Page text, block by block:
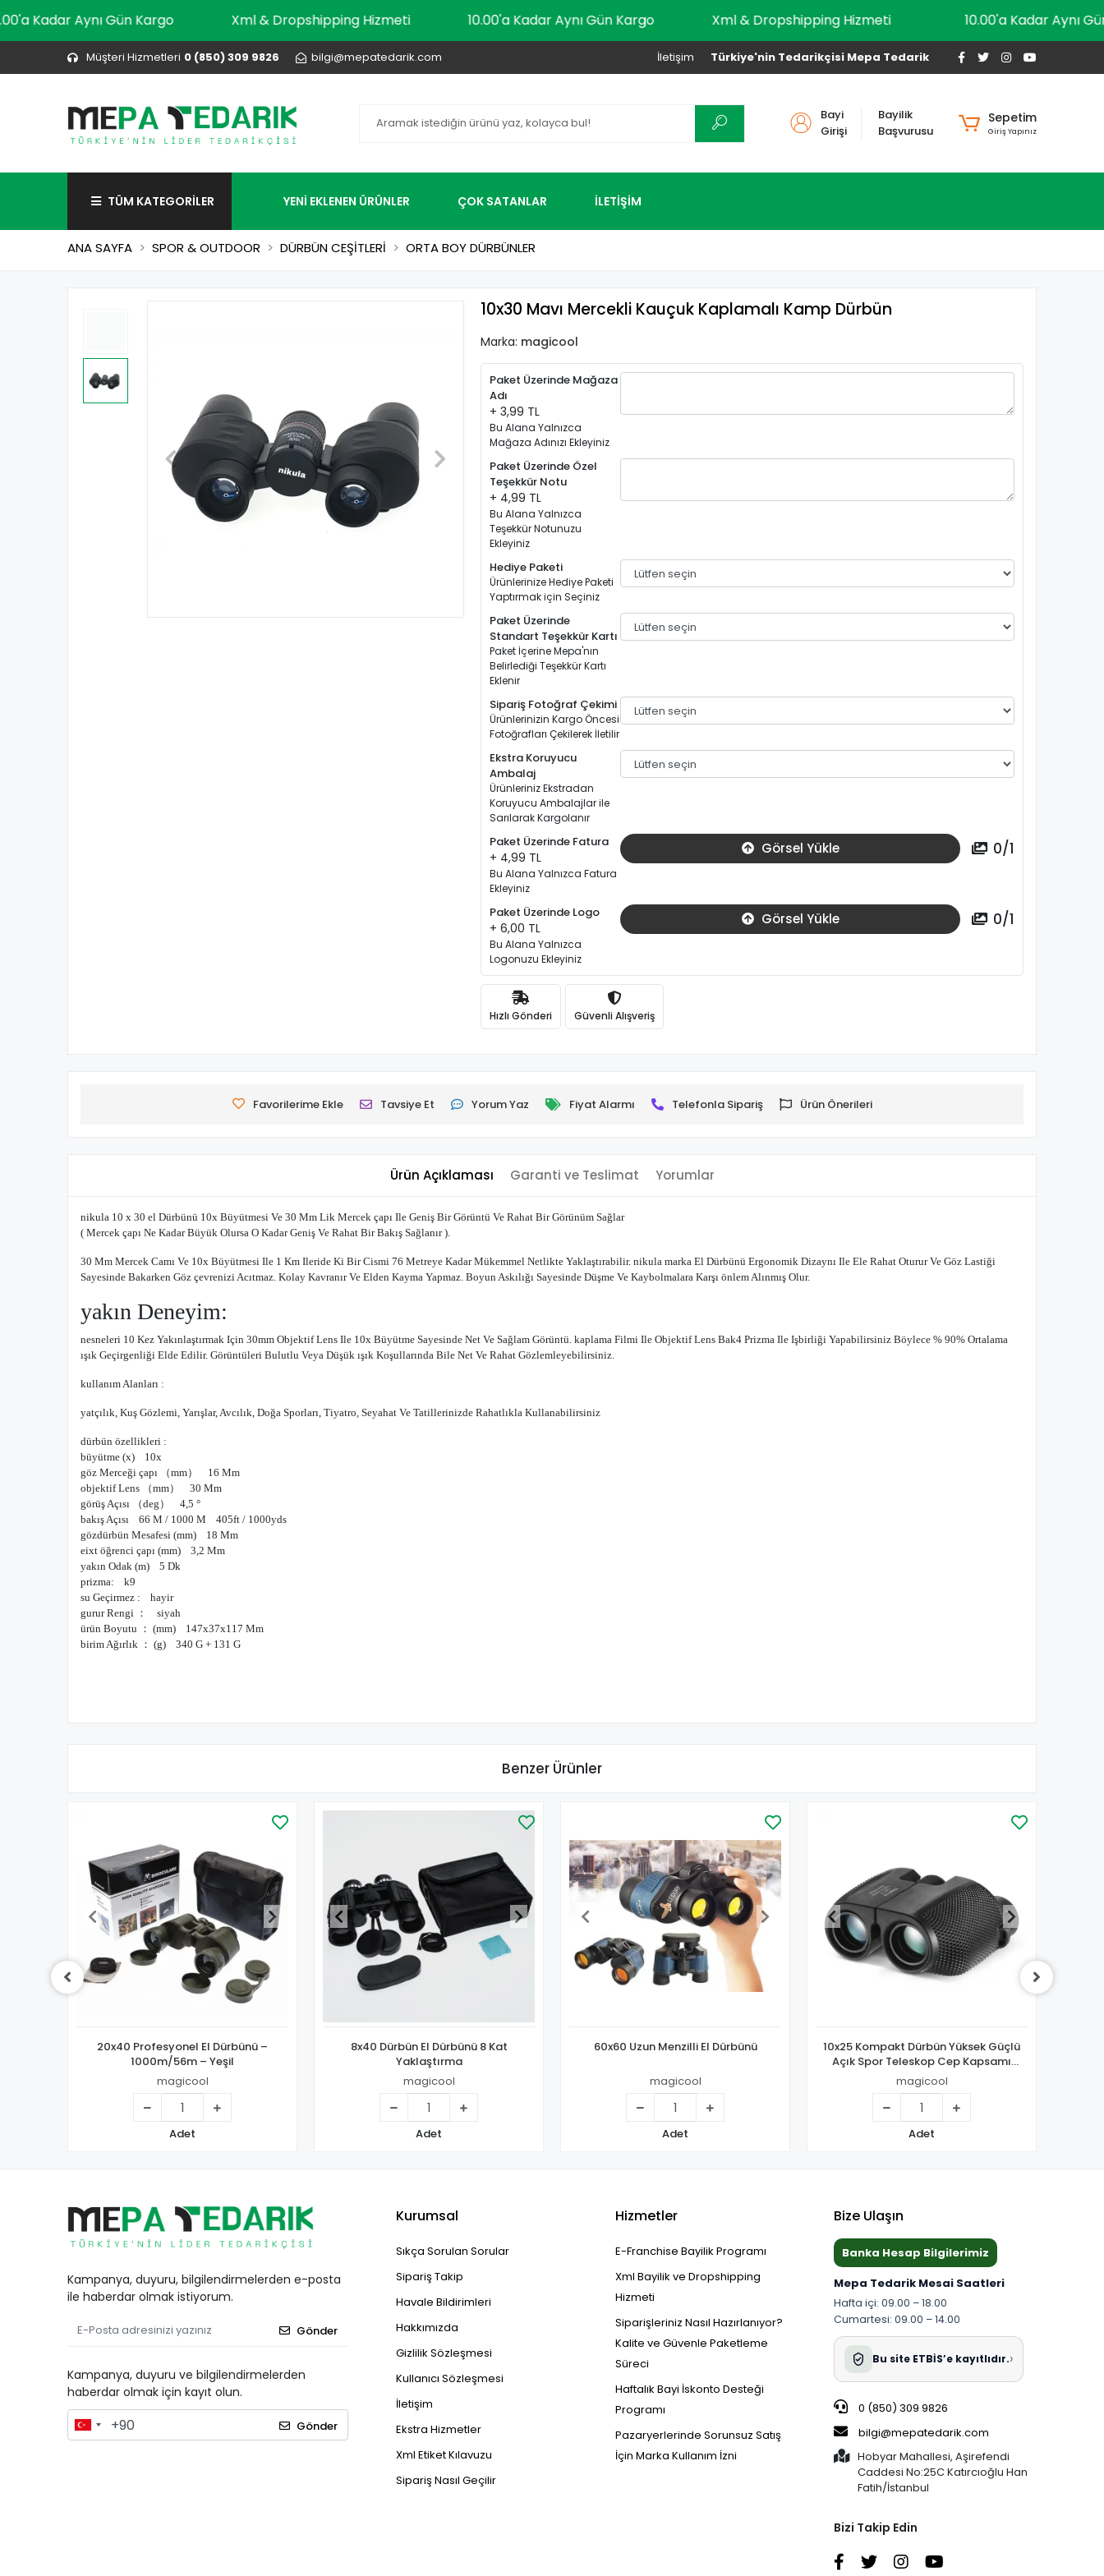
10.00'a Kadar Aynı Gün Kargo Xml & Dropshipping Hizmeti 10.00'a Kadar Aynı Gün Kargo Xml & Dropshipping Hizmeti 10.00'a Kadar
Müşteri Hizmetleri 0 (850) 309 9826 bilgi@mepatedarik.com Türkiye'nin Tedarikçisi Mepa Tedarik
İletişim
Bayi
Girişi
Bayilik
Başvurusu
Sepetim
Giriş Yapınız
TÜM KATEGORİLER YENİ EKLENEN ÜRÜNLER ÇOK SATANLAR İLETİŞİM
ANA SAYFA SPOR & OUTDOOR DÜRBÜN CEŞİTLERİ ORTA BOY DÜRBÜNLER
10x30 Mavı Mercekli Kauçuk Kaplamalı Kamp Dürbün
Marka: magicool
Paket Üzerinde Mağaza
Adı
+ 3,99 TL
Bu Alana Yalnızca
Mağaza Adınızı Ekleyiniz
Paket Üzerinde Özel
Teşekkür Notu
+ 4,99 TL
Bu Alana Yalnızca
Teşekkür Notunuzu
Ekleyiniz
Hediye Paketi
Ürünlerinize Hediye Paketi
Yaptırmak için Seçiniz
Paket Üzerinde
Standart Teşekkür Kartı
Paket İçerine Mepa'nın
Belirlediği Teşekkür Kartı
Eklenir
Sipariş Fotoğraf Çekimi
Ürünlerinizin Kargo Öncesi
Fotoğrafları Çekilerek İletilir
Ekstra Koruyucu
Ambalaj
Ürünleriniz Ekstradan
Koruyucu Ambalajlar ile
Sarılarak Kargolanır
Paket Üzerinde Fatura
+ 4,99 TL
Bu Alana Yalnızca Fatura
Ekleyiniz
Görsel Yükle 0/1
Paket Üzerinde Logo
+ 6,00 TL
Bu Alana Yalnızca
Logonuzu Ekleyiniz
Görsel Yükle 0/1
Hızlı Gönderi Güvenli Alışveriş
Favorilerime Ekle Tavsiye Et Yorum Yaz Fiyat Alarmı Telefonla Sipariş Ürün Önerileri
Ürün Açıklaması Garanti ve Teslimat Yorumlar
nikula 10 x 30 el Dürbünü 10x Büyütmesi Ve 30 Mm Lik Mercek çapı Ile Geniş Bir Görüntü Ve Rahat Bir Görünüm Sağlar
( Mercek çapı Ne Kadar Büyük Olursa O Kadar Geniş Ve Rahat Bir Bakış Sağlanır ).
30 Mm Mercek Camı Ve 10x Büyütmesi Ile 1 Km Ileride Ki Bir Cismi 76 Metreye Kadar Mükemmel Netlikte Yaklaştırabilir. nikula marka El Dürbünü Ergonomik Dizaynı Ile Ele Rahat Oturur Ve Göz Lastiği
Sayesinde Bakarken Göz çevrenizi Acıtmaz. Kolay Kavranır Ve Elden Kayma Yapmaz. Boyun Askılığı Sayesinde Düşme Ve Kaybolmalara Karşı önlem Alınmış Olur.
yakın Deneyim:
nesneleri 10 Kez Yakınlaştırmak Için 30mm Objektif Lens Ile 10x Büyütme Sayesinde Net Ve Sağlam Görüntü. kaplama Filmi Ile Objektif Lens Bak4 Prizma Ile Işbirliği Yapabilirsiniz Böylece % 90% Ortalama
ışık Geçirgenliği Elde Edilir. Görüntüleri Bulutlu Veya Düşük ışık Koşullarında Bile Net Ve Rahat Gözlemleyebilirsiniz.
kullanım Alanları :
yatçılık, Kuş Gözlemi, Yarışlar, Avcılık, Doğa Sporları, Tiyatro, Seyahat Ve Tatillerinizde Rahatlıkla Kullanabilirsiniz
dürbün özellikleri :
büyütme (x) 10x
göz Merceği çapı （mm） 16 Mm
objektif Lens （mm） 30 Mm
görüş Açısı （deg） 4,5 °
bakış Açısı 66 M / 1000 M 405ft / 1000yds
gözdürbün Mesafesi (mm) 18 Mm
eixt öğrenci çapı (mm) 3,2 Mm
yakın Odak (m) 5 Dk
prizma: k9
su Geçirmez : hayir
gurur Rengi ： siyah
ürün Boyutu ： (mm) 147x37x117 Mm
birim Ağırlık ： (g) 340 G + 131 G
Benzer Ürünler
8x40 Dürbün El Dürbünü 8 Kat
Yaklaştırma
magicool
60x60 Uzun Menzilli El Dürbünü
magicool
10x25 Kompakt Dürbün Yüksek Güçlü
Konser Seyahat Çocuklar İçin Hediye
magicool
200x200 Dürbün Ekonomik El Dürbünü
magicool
Kampanya, duyuru, bilgilendirmelerden e-posta
ile haberdar olmak istiyorum.
Gönder
Kampanya, duyuru ve bilgilendirmelerden
haberdar olmak için kayıt olun.
Gönder
Kurumsal
Sıkça Sorulan Sorular
Sipariş Takip
Havale Bildirimleri
Hakkımızda
Gizlilik Sözleşmesi
Kullanıcı Sözleşmesi
İletişim
Ekstra Hizmetler
Xml Etiket Kılavuzu
Sipariş Nasıl Geçilir
Hizmetler
E-Franchise Bayilik Programı
Xml Bayilik ve Dropshipping
Hizmeti
Siparişleriniz Nasıl Hazırlanıyor?
Kalite ve Güvenle Paketleme
Süreci
Haftalık Bayi İskonto Desteği
Programı
Pazaryerlerinde Sorunsuz Satış
İçin Marka Kullanım İzni
Bize Ulaşın
Banka Hesap Bilgilerimiz
Mepa Tedarik Mesai Saatleri
Hafta içi: 09.00 – 18.00
Cumartesi: 09.00 – 14.00
Bu site ETBİS’e kayıtlıdır.›
0 (850) 309 9826
bilgi@mepatedarik.com
Hobyar Mahallesi, Aşirefendi
Caddesi No:25C Katırcıoğlu Han
Fatih/İstanbul
Bizi Takip Edin